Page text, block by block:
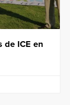
de ICE en